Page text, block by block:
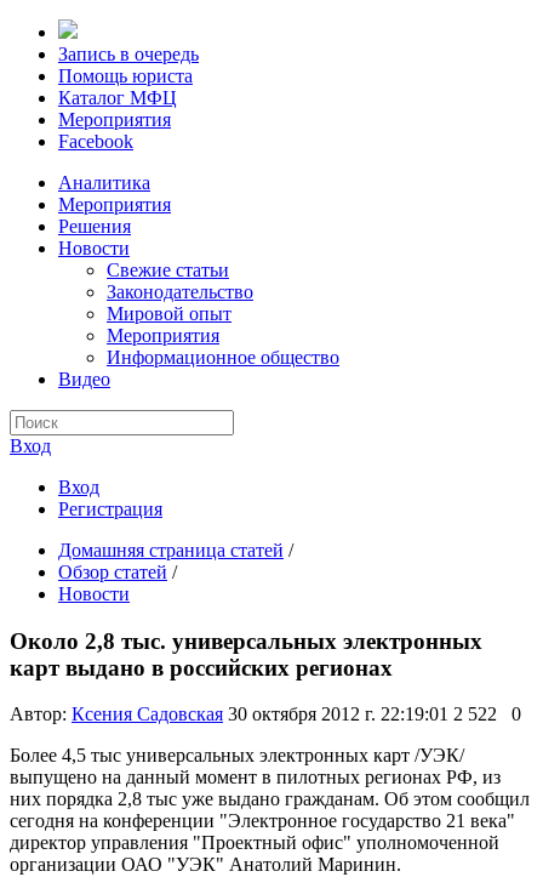
Запись в очередь
Помощь юриста
Каталог МФЦ
Мероприятия
Facebook
Аналитика
Мероприятия
Решения
Новости
Свежие статьи
Законодательство
Мировой опыт
Мероприятия
Информационное общество
Видео
Вход
Вход
Регистрация
Домашняя страница статей /
Обзор статей /
Новости
Около 2,8 тыс. универсальных электронных
карт выдано в российских регионах
Автор: Ксения Садовская 30 октября 2012 г. 22:19:01 2 522 0
Более 4,5 тыс универсальных электронных карт /УЭК/
выпущено на данный момент в пилотных регионах РФ, из
них порядка 2,8 тыс уже выдано гражданам. Об этом сообщил
сегодня на конференции "Электронное государство 21 века"
директор управления "Проектный офис" уполномоченной
организации ОАО "УЭК" Анатолий Маринин.